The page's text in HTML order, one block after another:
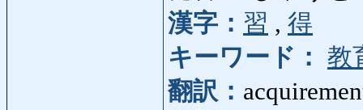
漢字： 習 , 得
キーワード： 教
翻訳：